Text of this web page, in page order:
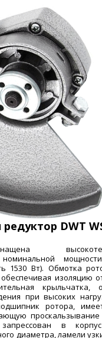
DWT
номинальной
1530 Вт). Обмотка
изоляцию
крыльчатка,
при высоких
ротора,
в
диаметра, ламели